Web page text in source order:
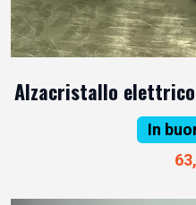
Alzacristallo
In